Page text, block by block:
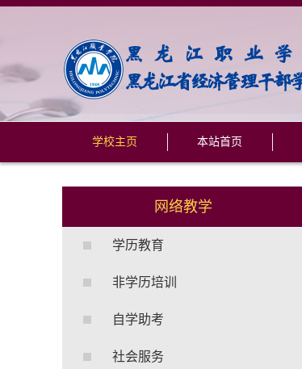
学校主页 本站首页
网络教学
学历教育
非学历培训
自学助考
社会服务